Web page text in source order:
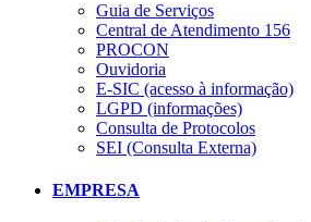
Guia de Serviços
Central de Atendimento 156
PROCON
Ouvidoria
E-SIC (acesso à informação)
LGPD (informações)
Consulta de Protocolos
SEI (Consulta Externa)
EMPRESA